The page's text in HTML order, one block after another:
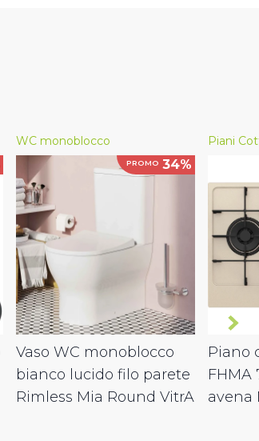
WC monoblocco
PROMO 34%
Vaso WC monoblocco
bianco lucido filo parete
Rimless Mia Round VitrA
Piani
Piano
FHMA
avena